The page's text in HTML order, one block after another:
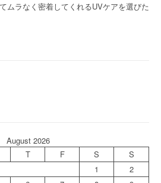
ムラなく密着してくれるUVケアを選びた
August 2026
T F S
S
1
2